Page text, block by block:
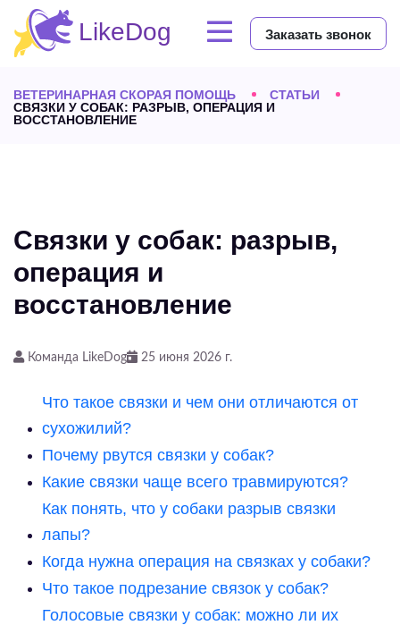
Заказать звонок
ВЕТЕРИНАРНАЯ СКОРАЯ ПОМОЩЬ
СТАТЬИ
СВЯЗКИ У СОБАК: РАЗРЫВ, ОПЕРАЦИЯ И
ВОССТАНОВЛЕНИЕ
Связки у собак: разрыв,
операция и
восстановление
Команда LikeDog 25 июня 2026 г.
Что такое связки и чем они отличаются от
сухожилий?
Почему рвутся связки у собак?
Какие связки чаще всего травмируются?
Как понять, что у собаки разрыв связки
лапы?
Когда нужна операция на связках у собаки?
Что такое подрезание связок у собак?
Голосовые связки у собак: можно ли их